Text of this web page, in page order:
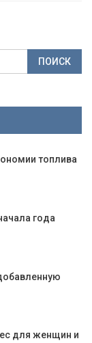
топлива
года
для женщин и